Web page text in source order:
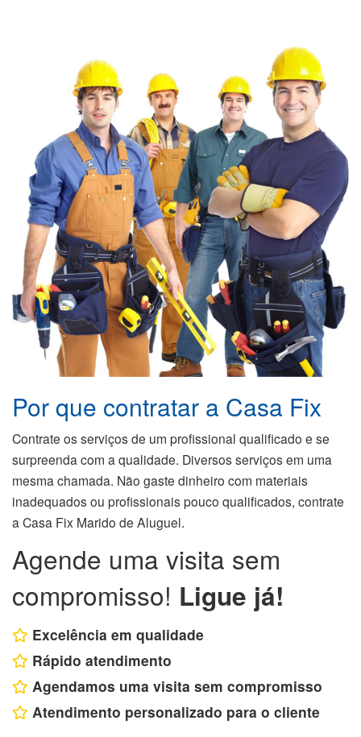
Por que contratar a Casa Fix
Contrate os serviços de um profissional qualificado e se
surpreenda com a qualidade. Diversos serviços em uma
mesma chamada. Não gaste dinheiro com materiais
inadequados ou profissionais pouco qualificados, contrate
a Casa Fix Marido de Aluguel.
Agende uma visita sem
compromisso! Ligue já!
Excelência em qualidade
Rápido atendimento
Agendamos uma visita sem compromisso
Atendimento personalizado para o cliente